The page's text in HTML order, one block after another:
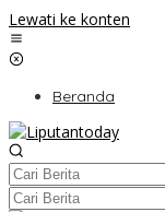
Lewati ke konten
Beranda